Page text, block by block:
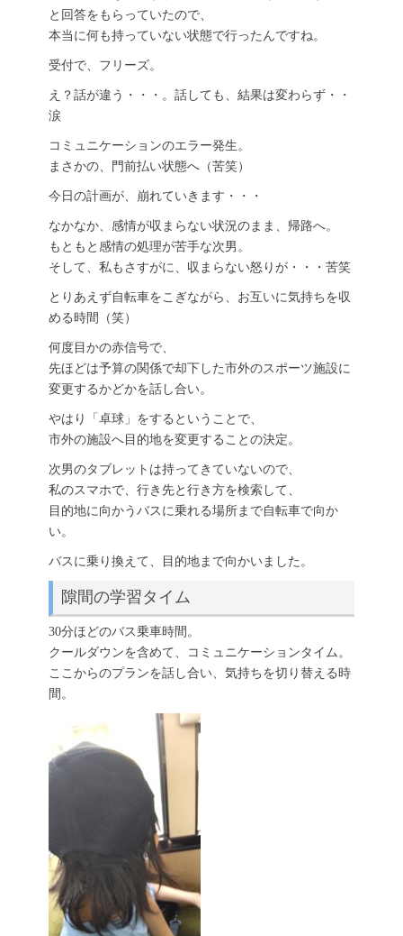
と回答をもらっていたので、
本当に何も持っていない状態で行ったんですね。
受付で、フリーズ。
え？話が違う・・・。話しても、結果は変わらず・・
涙
コミュニケーションのエラー発生。
まさかの、門前払い状態へ（苦笑）
今日の計画が、崩れていきます・・・
なかなか、感情が収まらない状況のまま、帰路へ。
もともと感情の処理が苦手な次男。
そして、私もさすがに、収まらない怒りが・・・苦笑
とりあえず自転車をこぎながら、お互いに気持ちを収
める時間（笑）
何度目かの赤信号で、
先ほどは予算の関係で却下した市外のスポーツ施設に
変更するかどかを話し合い。
やはり「卓球」をするということで、
市外の施設へ目的地を変更することの決定。
次男のタブレットは持ってきていないので、
私のスマホで、行き先と行き方を検索して、
目的地に向かうバスに乗れる場所まで自転車で向か
い。
バスに乗り換えて、目的地まで向かいました。
隙間の学習タイム
30分ほどのバス乗車時間。
クールダウンを含めて、コミュニケーションタイム。
ここからのプランを話し合い、気持ちを切り替える時
間。